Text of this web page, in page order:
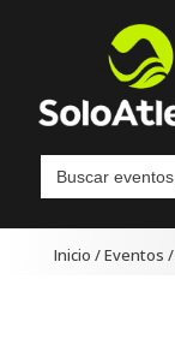
Buscar:
Inicio /Eventos /